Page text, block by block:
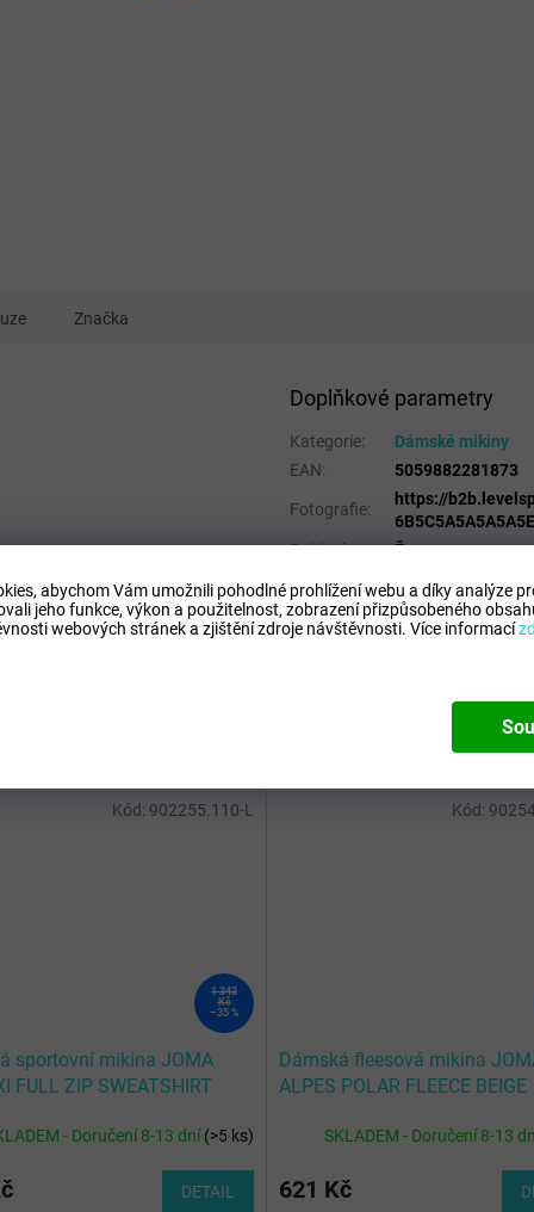
abychom Vám umožnili pohodlné prohlížení webu a díky analýze
jeho funkce, výkon a použitelnost, zobrazení přizpůsobeného
webových stránek a zjištění zdroje návštěvnosti. Více informací
1 343
Kč
–35 %
sportovní mikina JOMA
FULL ZIP SWEATSHIRT
- Doručení 8-13 dní(>5 ks)
DETAIL
Kód: 902255.110-L
Dámská fleesová mikina
ALPES POLAR FLEECE BEIGE
SKLADEM - Doručení 8-13
621 Kč
Kód:
Značka
Doplňkové parametry
Kategorie:
Dámské mikiny
EAN: 5059882281873
Fotografie:
https://
Pohlaví:
Ženy
Kategorie:
Mikiny
Sport:
Freetime